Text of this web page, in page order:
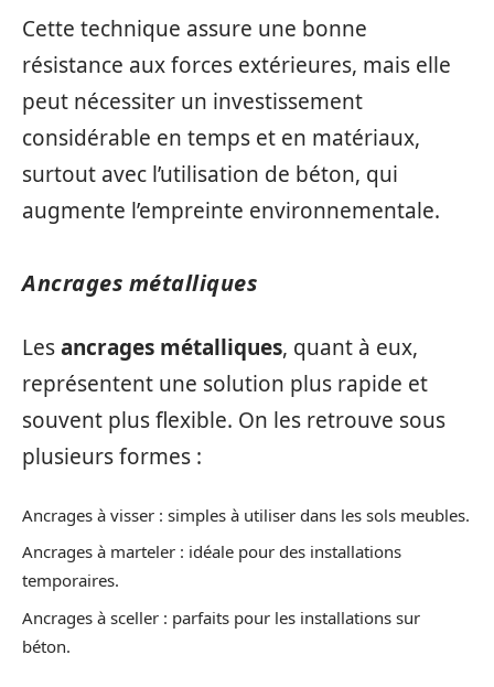
Cette technique assure une bonne
résistance aux forces extérieures, mais elle
peut nécessiter un investissement
considérable en temps et en matériaux,
surtout avec l’utilisation de béton, qui
augmente l’empreinte environnementale.
Ancrages métalliques
Lesancrages métalliques, quant à eux,
représentent une solution plus rapide et
souvent plus flexible. On les retrouve sous
plusieurs formes :
Ancrages à visser : simples à utiliser dans les sols meubles.
Ancrages à marteler : idéale pour des installations
temporaires.
Ancrages à sceller : parfaits pour les installations sur
béton.